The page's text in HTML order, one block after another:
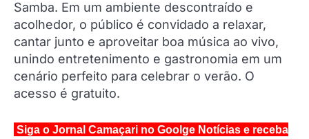
Samba. Em um ambiente descontraído e
acolhedor, o público é convidado a relaxar,
cantar junto e aproveitar boa música ao vivo,
unindo entretenimento e gastronomia em um
cenário perfeito para celebrar o verão. O
acesso é gratuito.
Siga o Jornal Camaçari no Goolge Notícias e receba